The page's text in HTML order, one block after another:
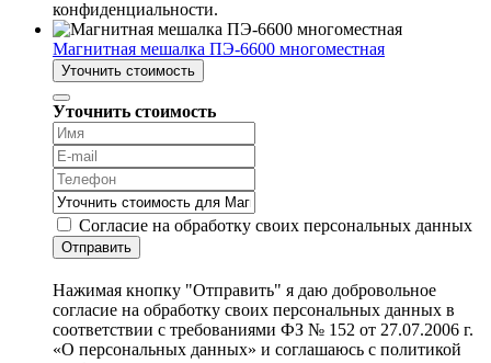
конфиденциальности.
Магнитная мешалка ПЭ-6600 многоместная
Уточнить стоимость
Уточнить стоимость
Согласие на обработку своих персональных данных
Отправить
Нажимая кнопку "Отправить" я даю добровольное
согласие на обработку своих персональных данных в
соответствии с требованиями ФЗ № 152 от 27.07.2006 г.
«О персональных данных» и соглашаюсь с политикой